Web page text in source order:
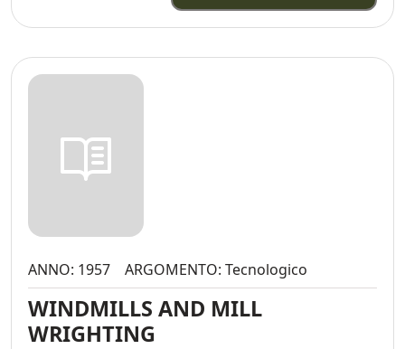
ANNO: 1957 ARGOMENTO: Tecnologico
WINDMILLS AND MILL
WRIGHTING